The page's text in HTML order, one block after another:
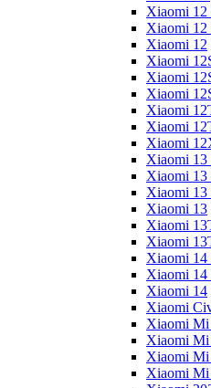
Xiaomi 12
Xiaomi 12
Xiaomi 12
Xiaomi
Xiaomi
Xiaomi
Xiaomi
Xiaomi
Xiaomi
Xiaomi 13
Xiaomi 13
Xiaomi 13
Xiaomi 13
Xiaomi
Xiaomi
Xiaomi 14
Xiaomi 14
Xiaomi 14
Xiaomi
Xiaomi
Xiaomi Mi
Xiaomi Mi
Xiaomi Mi